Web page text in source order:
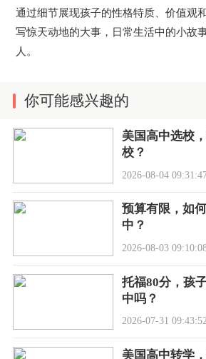
通过细节展现孩子的性格特质、价值观
写惊天动地的大事，日常生活中的小故
人。
你可能感兴趣的
美国高中选校
校？
2026-08-04
预算有限，如
中？
2026-08-03
托福80分，孩
中吗？
2026-07-31
美国高中转学